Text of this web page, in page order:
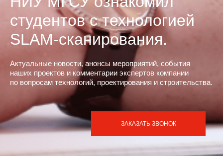
студентов с технологией
SLAM-сканирования.
Актуальные новости, анонсы мероприятий, события
наших проектов и комментарии экспертов компании
по вопросам технологий, проектирования и строительства.
ЗАКАЗАТЬ ЗВОНОК